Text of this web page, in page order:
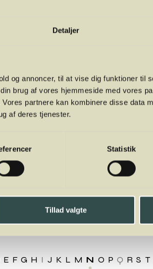
Detaljer
og annoncer, til at vise dig funktioner til
brug af vores hjemmeside med vores
partnere kan kombinere disse data
af deres tjenester.
Statistik
Tillad valgte
samlet de vigtigste i
dig.
E F G H I J K L M N O P Q R S T